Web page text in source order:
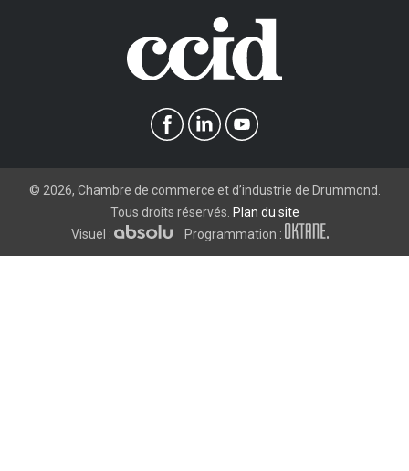
© 2026, Chambre de commerce et d’industrie de Drummond.
Tous droits réservés. Plan du site
Visuel :
Programmation :